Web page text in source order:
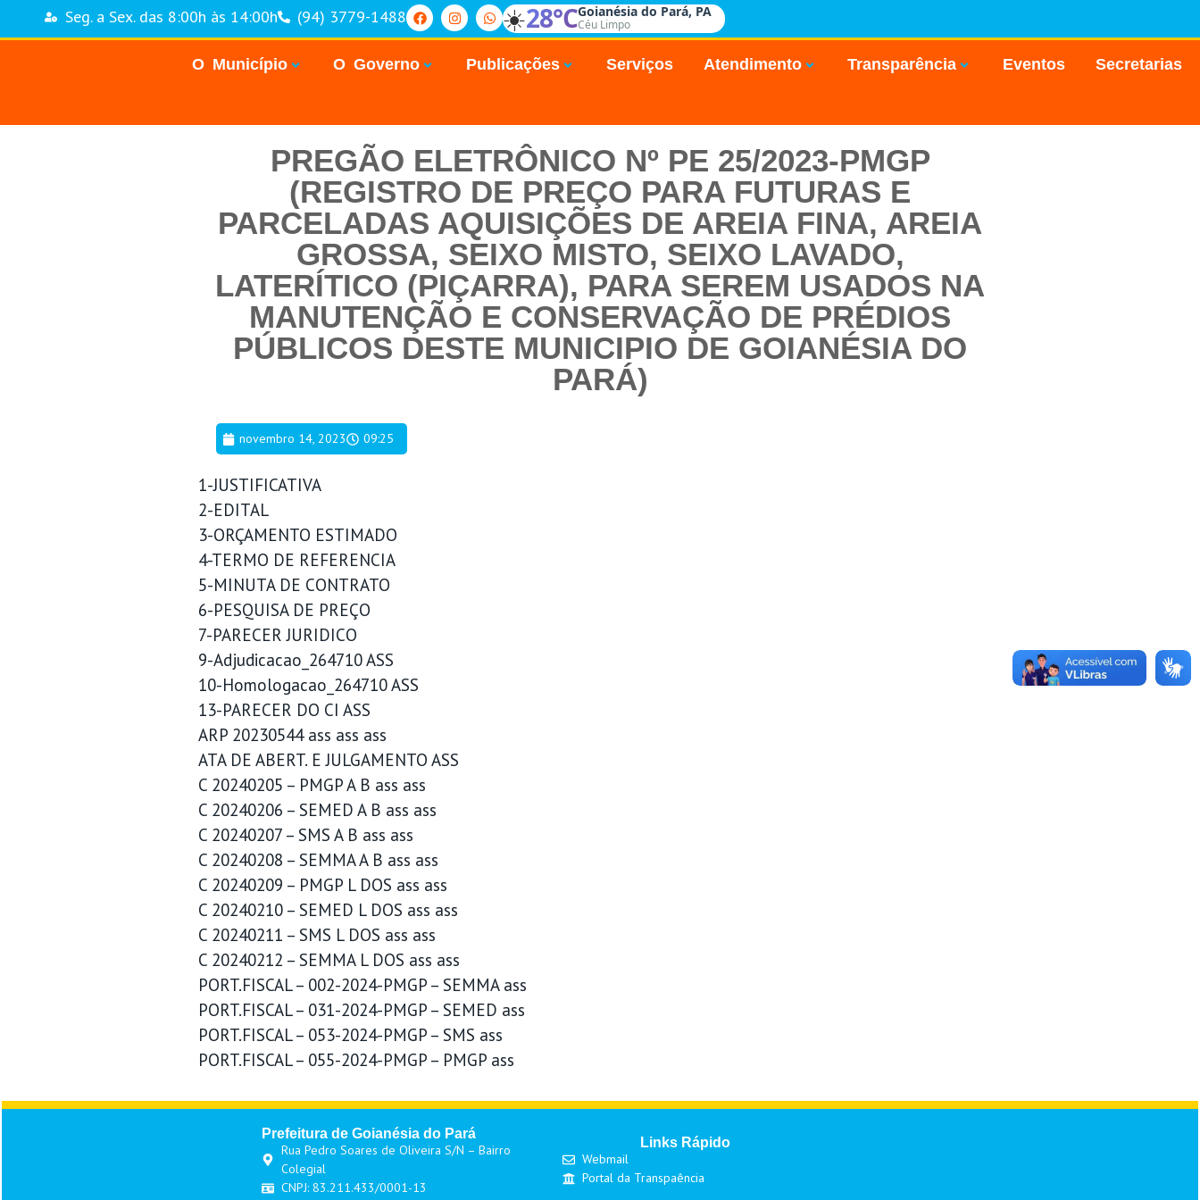
Seg. a Sex. das 8:00h às 14:00h (94) 3779-1488 ☀️28°CGoianésia do Pará, PA
Céu Limpo
O Município O Governo Publicações Serviços Atendimento Transparência Eventos Secretarias
PREGÃO ELETRÔNICO Nº PE 25/2023-PMGP
(REGISTRO DE PREÇO PARA FUTURAS E
PARCELADAS AQUISIÇÕES DE AREIA FINA, AREIA
GROSSA, SEIXO MISTO, SEIXO LAVADO,
LATERÍTICO (PIÇARRA), PARA SEREM USADOS NA
MANUTENÇÃO E CONSERVAÇÃO DE PRÉDIOS
PÚBLICOS DESTE MUNICIPIO DE GOIANÉSIA DO
PARÁ)
novembro 14, 2023 09:25
1-JUSTIFICATIVA
2-EDITAL
3-ORÇAMENTO ESTIMADO
4-TERMO DE REFERENCIA
5-MINUTA DE CONTRATO
6-PESQUISA DE PREÇO
7-PARECER JURIDICO
9-Adjudicacao_264710 ASS
10-Homologacao_264710 ASS
13-PARECER DO CI ASS
ARP 20230544 ass ass ass
ATA DE ABERT. E JULGAMENTO ASS
C 20240205 – PMGP A B ass ass
C 20240206 – SEMED A B ass ass
C 20240207 – SMS A B ass ass
C 20240208 – SEMMA A B ass ass
C 20240209 – PMGP L DOS ass ass
C 20240210 – SEMED L DOS ass ass
C 20240211 – SMS L DOS ass ass
C 20240212 – SEMMA L DOS ass ass
PORT.FISCAL – 002-2024-PMGP – SEMMA ass
PORT.FISCAL – 031-2024-PMGP – SEMED ass
PORT.FISCAL – 053-2024-PMGP – SMS ass
PORT.FISCAL – 055-2024-PMGP – PMGP ass
Prefeitura de Goianésia do Pará
Rua Pedro Soares de Oliveira S/N – Bairro
Colegial
CNPJ: 83.211.433/0001-13
Links Rápido
Webmail
Portal da Transpaência